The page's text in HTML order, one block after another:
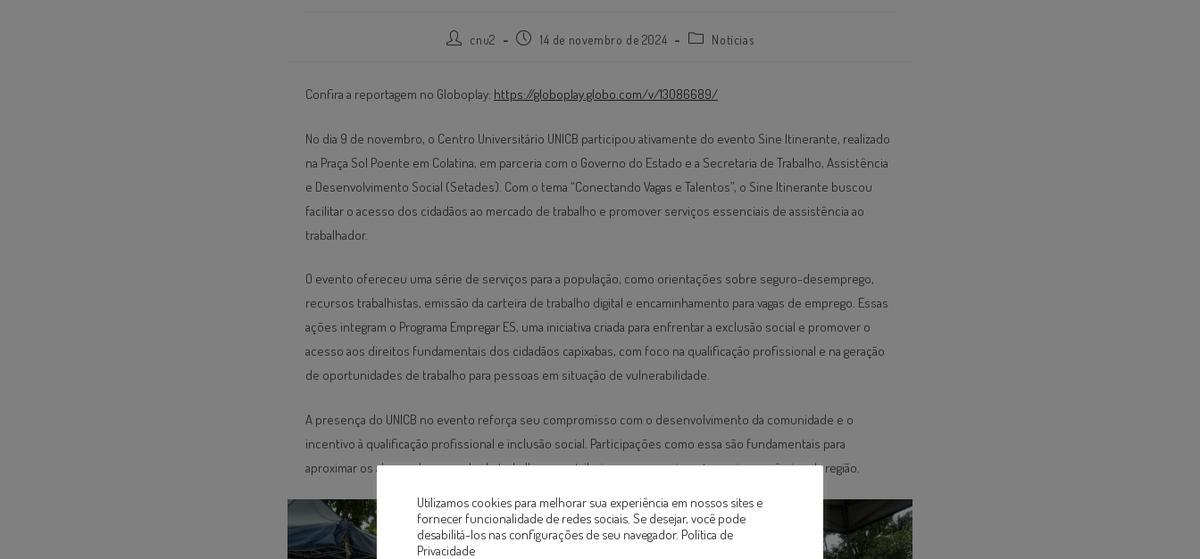
cnu2 14 de novembro de 2024 Notícias
Confira a reportagem no Globoplay: https://globoplay.globo.com/v/13086689/
No dia 9 de novembro, o Centro Universitário UNICB participou ativamente do evento Sine Itinerante, realizado
na Praça Sol Poente em Colatina, em parceria com o Governo do Estado e a Secretaria de Trabalho, Assistência
e Desenvolvimento Social (Setades). Com o tema “Conectando Vagas e Talentos”, o Sine Itinerante buscou
facilitar o acesso dos cidadãos ao mercado de trabalho e promover serviços essenciais de assistência ao
trabalhador.
O evento ofereceu uma série de serviços para a população, como orientações sobre seguro-desemprego,
recursos trabalhistas, emissão da carteira de trabalho digital e encaminhamento para vagas de emprego. Essas
ações integram o Programa Empregar ES, uma iniciativa criada para enfrentar a exclusão social e promover o
acesso aos direitos fundamentais dos cidadãos capixabas, com foco na qualificação profissional e na geração
de oportunidades de trabalho para pessoas em situação de vulnerabilidade.
A presença do UNICB no evento reforça seu compromisso com o desenvolvimento da comunidade e o
incentivo à qualificação profissional e inclusão social. Participações como essa são fundamentais para
aproximar os alunos do mercado de trabalho e contribuir para o crescimento socioeconômico da região.
Utilizamos cookies para melhorar sua experiência em nossos sites e
fornecer funcionalidade de redes sociais. Se desejar, você pode
desabilitá-los nas configurações de seu navegador. Política de
Privacidade